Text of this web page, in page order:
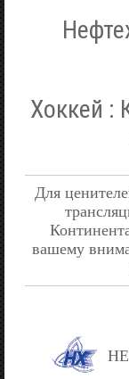
Хоккей :
Для
вашему